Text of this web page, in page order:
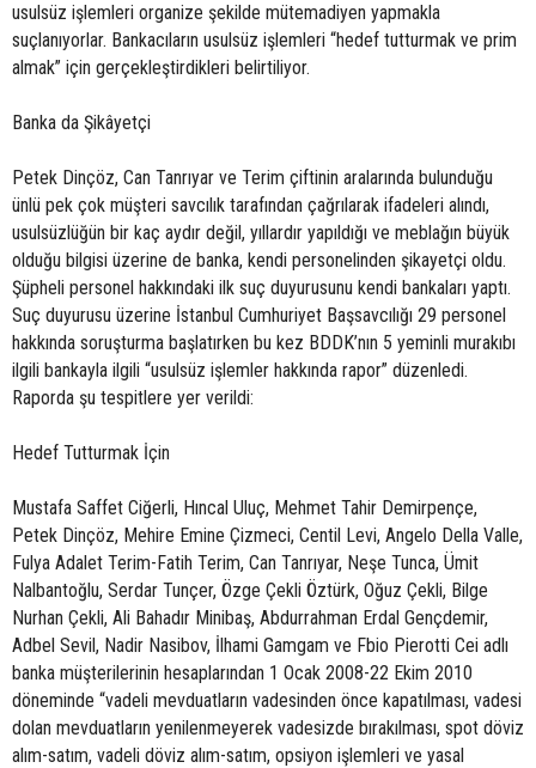
usulsüz işlemleri organize şekilde mütemadiyen yapmakla
suçlanıyorlar. Bankacıların usulsüz işlemleri “hedef tutturmak ve prim
almak” için gerçekleştirdikleri belirtiliyor.
Banka da Şikâyetçi
Petek Dinçöz, Can Tanrıyar ve Terim çiftinin aralarında bulunduğu
ünlü pek çok müşteri savcılık tarafından çağrılarak ifadeleri alındı,
usulsüzlüğün bir kaç aydır değil, yıllardır yapıldığı ve meblağın büyük
olduğu bilgisi üzerine de banka, kendi personelinden şikayetçi oldu.
Şüpheli personel hakkındaki ilk suç duyurusunu kendi bankaları yaptı.
Suç duyurusu üzerine İstanbul Cumhuriyet Başsavcılığı 29 personel
hakkında soruşturma başlatırken bu kez BDDK’nın 5 yeminli murakıbı
ilgili bankayla ilgili “usulsüz işlemler hakkında rapor” düzenledi.
Raporda şu tespitlere yer verildi:
Hedef Tutturmak İçin
Mustafa Saffet Ciğerli, Hıncal Uluç, Mehmet Tahir Demirpençe,
Petek Dinçöz, Mehire Emine Çizmeci, Centil Levi, Angelo Della Valle,
Fulya Adalet Terim-Fatih Terim, Can Tanrıyar, Neşe Tunca, Ümit
Nalbantoğlu, Serdar Tunçer, Özge Çekli Öztürk, Oğuz Çekli, Bilge
Nurhan Çekli, Ali Bahadır Minibaş, Abdurrahman Erdal Gençdemir,
Adbel Sevil, Nadir Nasibov, İlhami Gamgam ve Fbio Pierotti Cei adlı
banka müşterilerinin hesaplarından 1 Ocak 2008-22 Ekim 2010
döneminde “vadeli mevduatların vadesinden önce kapatılması, vadesi
dolan mevduatların yenilenmeyerek vadesizde bırakılması, spot döviz
alım-satım, vadeli döviz alım-satım, opsiyon işlemleri ve yasal